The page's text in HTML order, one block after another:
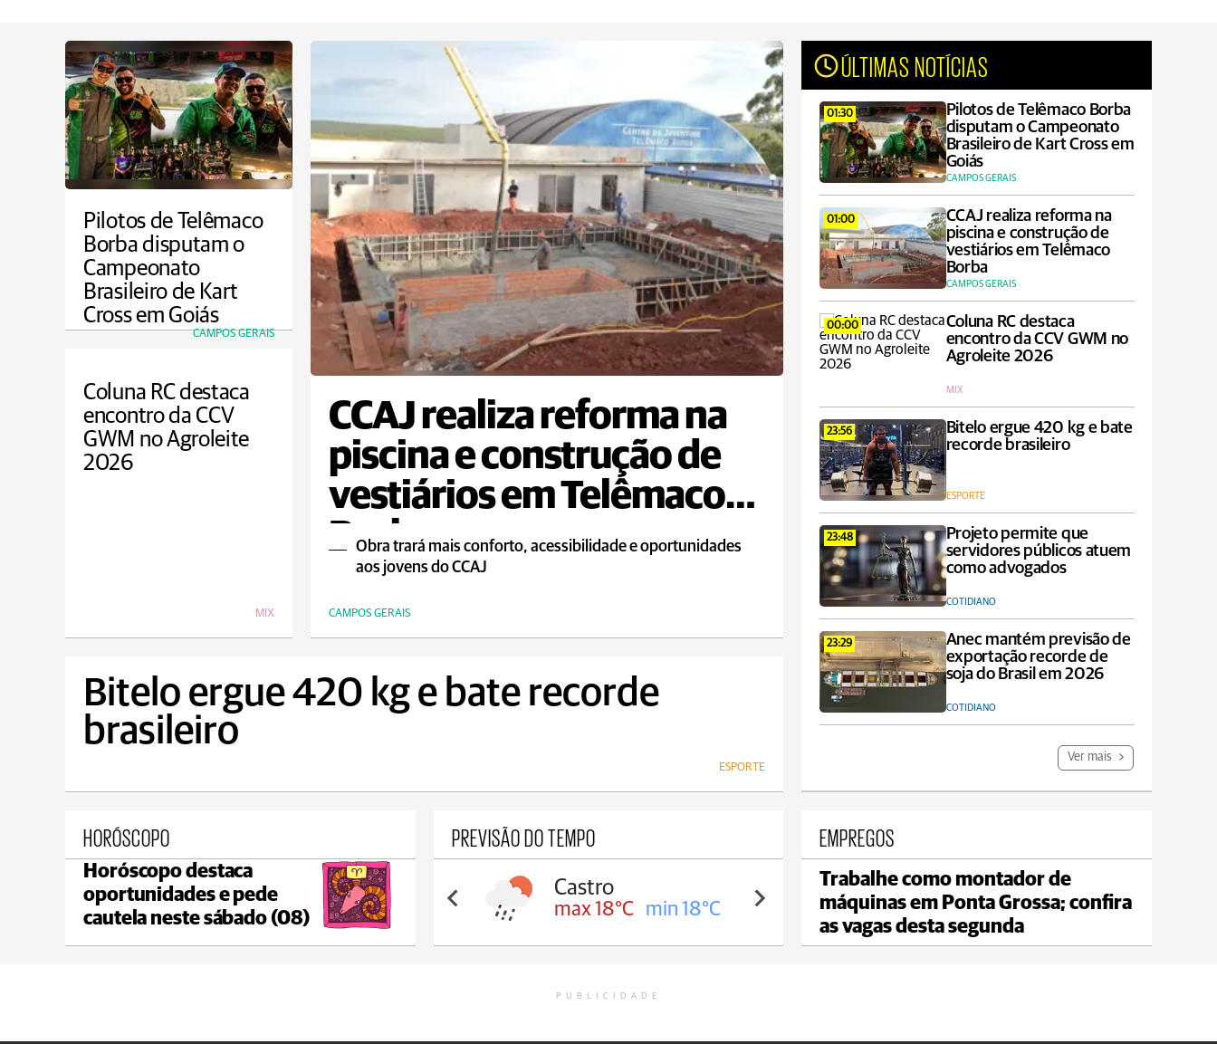
Pilotos de Telêmaco
Borba disputam o
Campeonato
Brasileiro de Kart
Cross em Goiás
CAMPOS GERAIS
CCAJ realiza reforma na
piscina e construção de
vestiários em Telêmaco
Borba
Obra trará mais conforto, acessibilidade e oportunidades
aos jovens do CCAJ
CAMPOS GERAIS
ÚLTIMAS NOTÍCIAS
01:30
Pilotos de Telêmaco Borba
disputam o Campeonato
Brasileiro de Kart Cross em
Goiás
CAMPOS GERAIS
01:00
CCAJ realiza reforma na
piscina e construção de
vestiários em Telêmaco
Borba
CAMPOS GERAIS
00:00
Coluna RC destaca
encontro da CCV GWM no
Agroleite 2026
MIX
23:56
Bitelo ergue 420 kg e bate
recorde brasileiro
ESPORTE
23:48
Projeto permite que
servidores públicos atuem
como advogados
COTIDIANO
23:29
Anec mantém previsão de
exportação recorde de
soja do Brasil em 2026
COTIDIANO
Ver mais
Coluna RC destaca
encontro da CCV
GWM no Agroleite
2026
MIX
Bitelo ergue 420 kg e bate recorde
brasileiro
ESPORTE
HORÓSCOPO
Horóscopo destaca
oportunidades e pede
cautela neste sábado (08)
PREVISÃO DO TEMPO
Ponta Grossa
max 17°C min 17°C
Castro
max 18°C min 18°C
Carambeí
max 18°C min 17°C
EMPREGOS
Trabalhe como montador de
máquinas em Ponta Grossa; confira
as vagas desta segunda
PUBLICIDADE